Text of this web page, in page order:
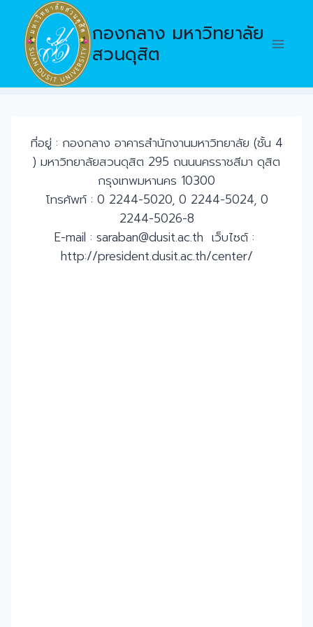
content
กองกลาง มหาวิทยาลัย
สวนดุสิต
ที่อยู่ : กองกลาง อาคารสำนักงานมหาวิทยาลัย (ชั้น 4
) มหาวิทยาลัยสวนดุสิต 295 ถนนนครราชสีมา ดุสิต
กรุงเทพมหานคร 10300
โทรศัพท์ : 0 2244-5020, 0 2244-5024, 0
2244-5026-8
E-mail : saraban@dusit.ac.th เว็บไซต์ :
http://president.dusit.ac.th/center/